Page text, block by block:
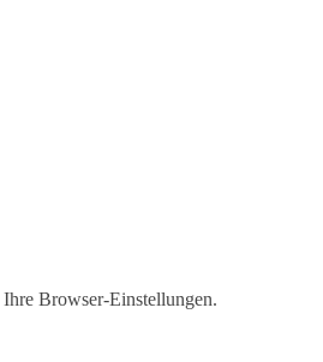
Browser-Einstellungen.